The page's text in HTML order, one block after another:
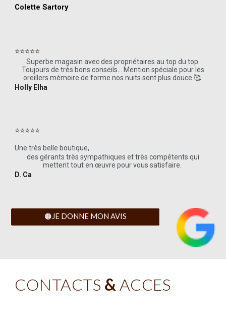
Colette Sartory
⭐⭐⭐⭐⭐
Superbe magasin avec des propriétaires au top du top.
Toujours de très bons conseils... Mention spéciale pour les
oreillers mémoire de forme nos nuits sont plus douce 🥰
Holly Elha
⭐⭐⭐⭐⭐
Une très belle boutique,
des gérants très sympathiques et très compétents qui
mettent tout en œuvre pour vous satisfaire.
D. Ca
🟠JE DONNE MON AVIS
CONTACTS & ACCES